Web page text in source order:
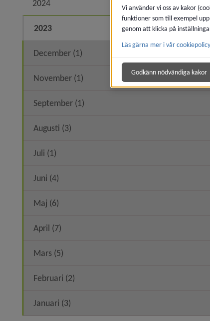
2024
2023
December (1)
November (1)
September (1)
Augusti (3)
Juli (1)
Juni (4)
Maj (6)
April (7)
Mars (5)
Februari (2)
Januari (3)
Vi använder vi oss av kakor
funktioner som till exempel
genom att klicka på
Läs gärna mer i vår cookiepolicy
Godkänn nödvändiga kakor